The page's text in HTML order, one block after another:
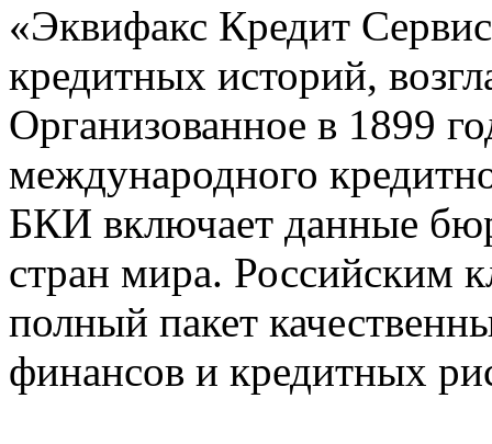
«Эквифакс Кредит
кредитных историй,
Организованное в 1899
международного
БКИ включает данные
стран мира. Российским
полный пакет
финансов и кредитных